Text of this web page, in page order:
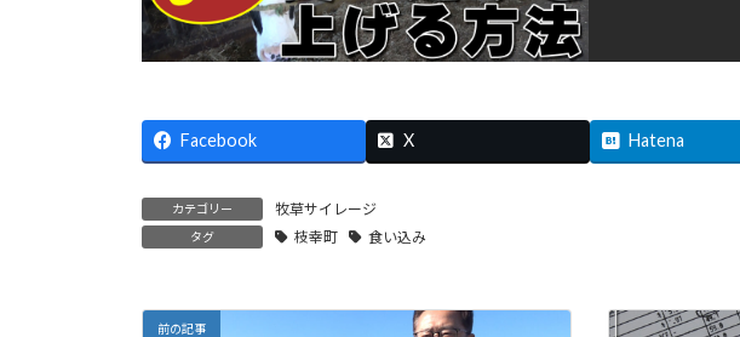
Facebook X Hatena
カテゴリー 牧草サイレージ
タグ 枝幸町 食い込み
前の記事